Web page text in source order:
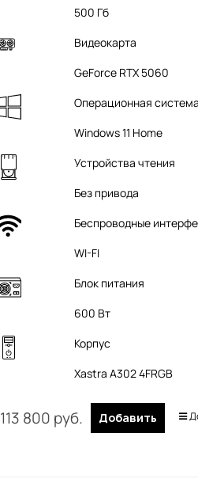
500 Гб
Видеокарта
GeForce RTX 5060
Операционная система
Windows 11 Home
Устройства чтения
Без привода
Беспроводные
WI-FI
Блок питания
600 Вт
Корпус
Xastra A302 4FRGB
113 800 руб. Добавить